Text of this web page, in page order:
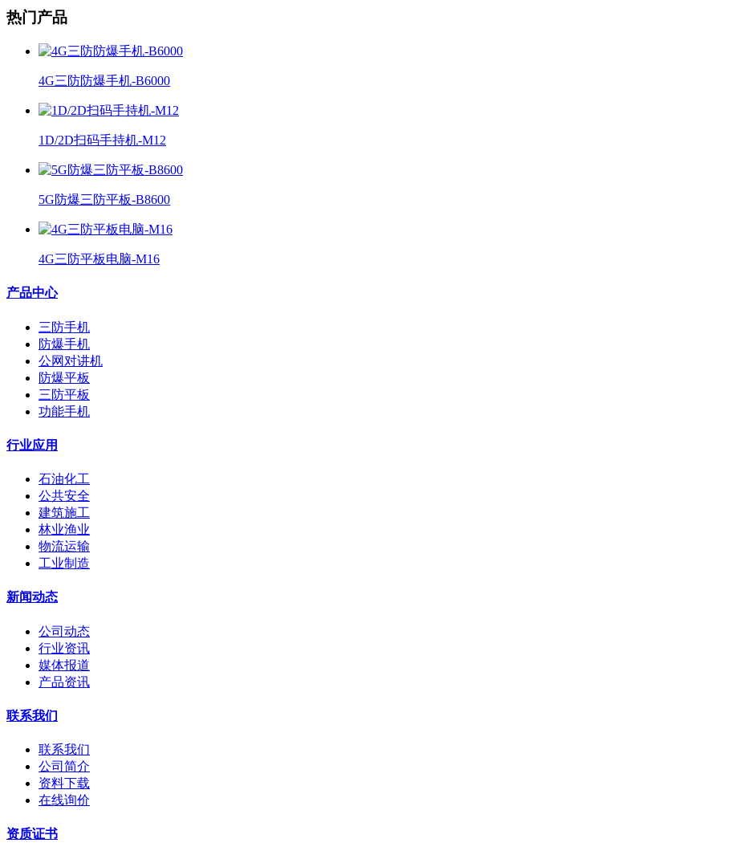
热门产品
4G三防防爆手机-B6000
1D/2D扫码手持机-M12
5G防爆三防平板-B8600
4G三防平板电脑-M16
产品中心
三防手机
防爆手机
公网对讲机
防爆平板
三防平板
功能手机
行业应用
石油化工
公共安全
建筑施工
林业渔业
物流运输
工业制造
新闻动态
公司动态
行业资讯
媒体报道
产品资讯
联系我们
联系我们
公司简介
资料下载
在线询价
资质证书